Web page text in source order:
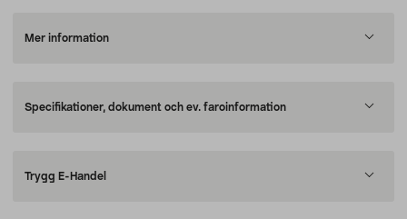
Mer information
Specifikationer, dokument och ev. faroinformation
Trygg E-Handel